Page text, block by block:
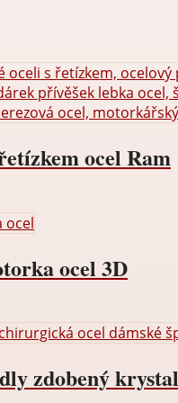
ocel Ram
ocel 3D
zdobený